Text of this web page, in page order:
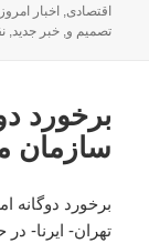
شده
در
اقتصادی, اخبار
تصمیم و,خبر جدید,
برخورد
سازمان
برخورد دوگانه
تهران- ایرنا-